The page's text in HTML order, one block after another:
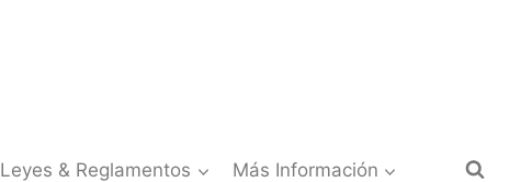
Leyes & Reglamentos Más Información